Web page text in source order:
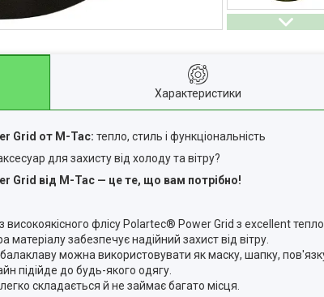
Характеристики
Grid от M-Tac: тепло, стиль і функціональність
для захисту від холоду та вітру?
Grid від M-Tac — це те, що вам потрібно!
флісу Polartec® Power Grid з excellent
матеріалу забезпечує надійний захист від вітру.
можна використовувати як маску, шапку,
підійде до будь-якого одягу.
складається й не займає багато місця.